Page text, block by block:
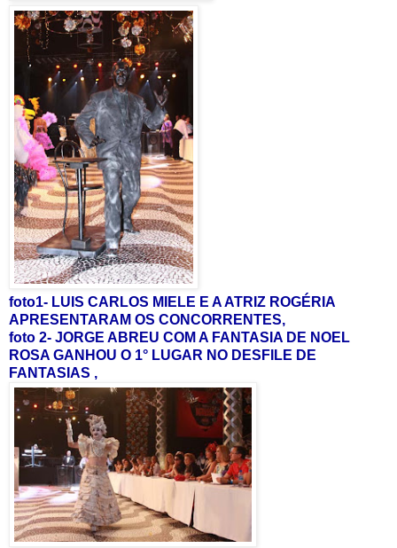
foto1- LUIS CARLOS MIELE E A ATRIZ ROGÉRIA
APRESENTARAM OS CONCORRENTES,
foto 2- JORGE ABREU COM A FANTASIA DE NOEL
ROSA GANHOU O 1° LUGAR NO DESFILE DE
FANTASIAS ,